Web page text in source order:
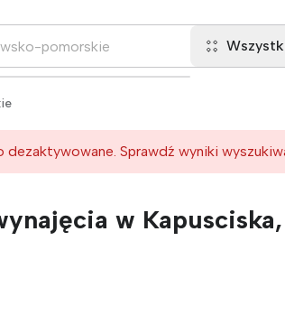
dezaktywowane. Sprawdź wyniki
w